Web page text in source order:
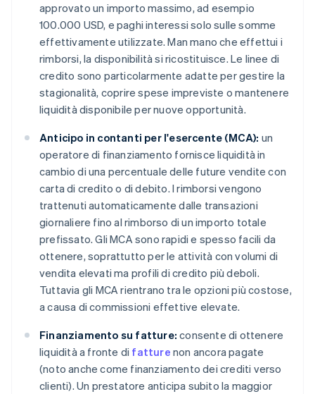
approvato un importo massimo, ad esempio
100.000 USD, e paghi interessi solo sulle somme
effettivamente utilizzate. Man mano che effettui i
rimborsi, la disponibilità si ricostituisce. Le linee di
credito sono particolarmente adatte per gestire la
stagionalità, coprire spese impreviste o mantenere
liquidità disponibile per nuove opportunità.
Anticipo in contanti per l'esercente (MCA): un
operatore di finanziamento fornisce liquidità in
cambio di una percentuale delle future vendite con
carta di credito o di debito. I rimborsi vengono
trattenuti automaticamente dalle transazioni
giornaliere fino al rimborso di un importo totale
prefissato. Gli MCA sono rapidi e spesso facili da
ottenere, soprattutto per le attività con volumi di
vendita elevati ma profili di credito più deboli.
Tuttavia gli MCA rientrano tra le opzioni più costose,
a causa di commissioni effettive elevate.
Finanziamento su fatture: consente di ottenere
liquidità a fronte di fatture non ancora pagate
(noto anche come finanziamento dei crediti verso
clienti). Un prestatore anticipa subito la maggior